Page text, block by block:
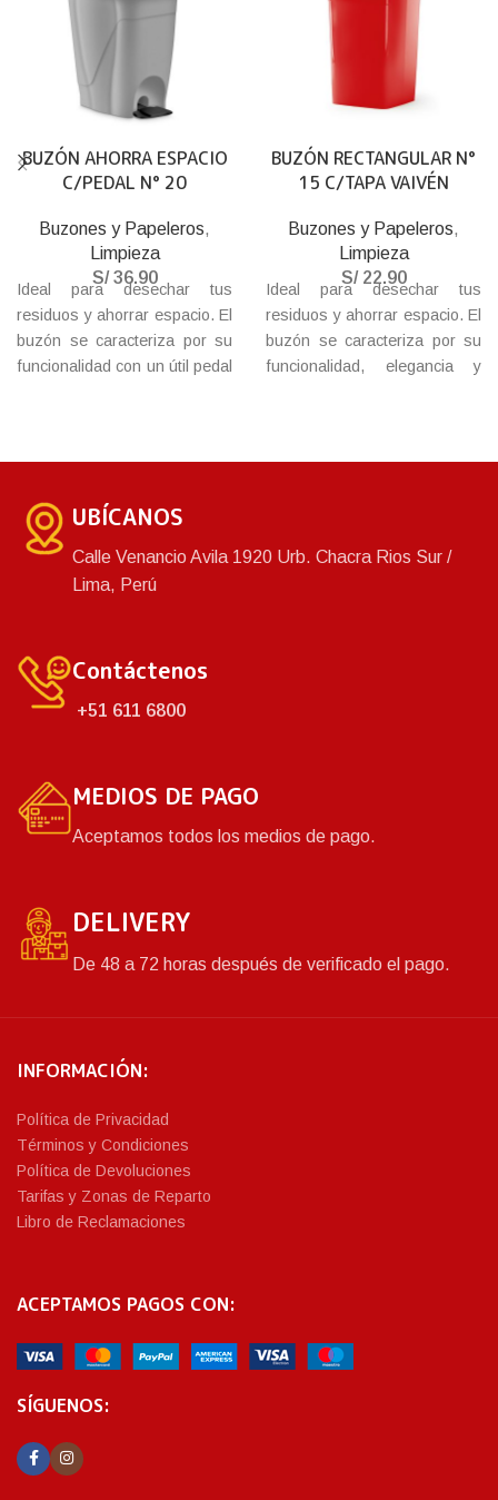
BUZÓN AHORRA ESPACIO
C/PEDAL N° 20
Buzones y Papeleros,
Limpieza
S/36.90
Ideal para desechar tus
residuos y ahorrar espacio. El
buzón se caracteriza por su
funcionalidad con un útil pedal
Fácil de limpiar y durable.
BUZÓN RECTANGULAR N°
15 C/TAPA VAIVÉN
Buzones y Papeleros,
Limpieza
S/22.90
Ideal para desechar tus
residuos y ahorrar espacio. El
buzón se caracteriza por su
funcionalidad, elegancia y
UBÍCANOS
Calle Venancio Avila 1920 Urb. Chacra Rios Sur /
Lima, Perú
Contáctenos
+51 611 6800
MEDIOS DE PAGO
Aceptamos todos los medios de pago.
DELIVERY
De 48 a 72 horas después de verificado el pago.
INFORMACIÓN:
Política de Privacidad
Términos y Condiciones
Política de Devoluciones
Tarifas y Zonas de Reparto
Libro de Reclamaciones
ACEPTAMOS PAGOS CON:
SÍGUENOS: